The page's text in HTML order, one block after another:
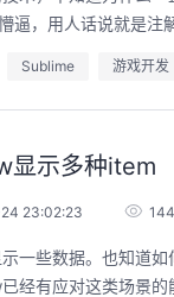
逼，用人话说就是
Sublime 游戏开发
显示多种item
23:02:23
一些数据。也知道
经有应对这类场景